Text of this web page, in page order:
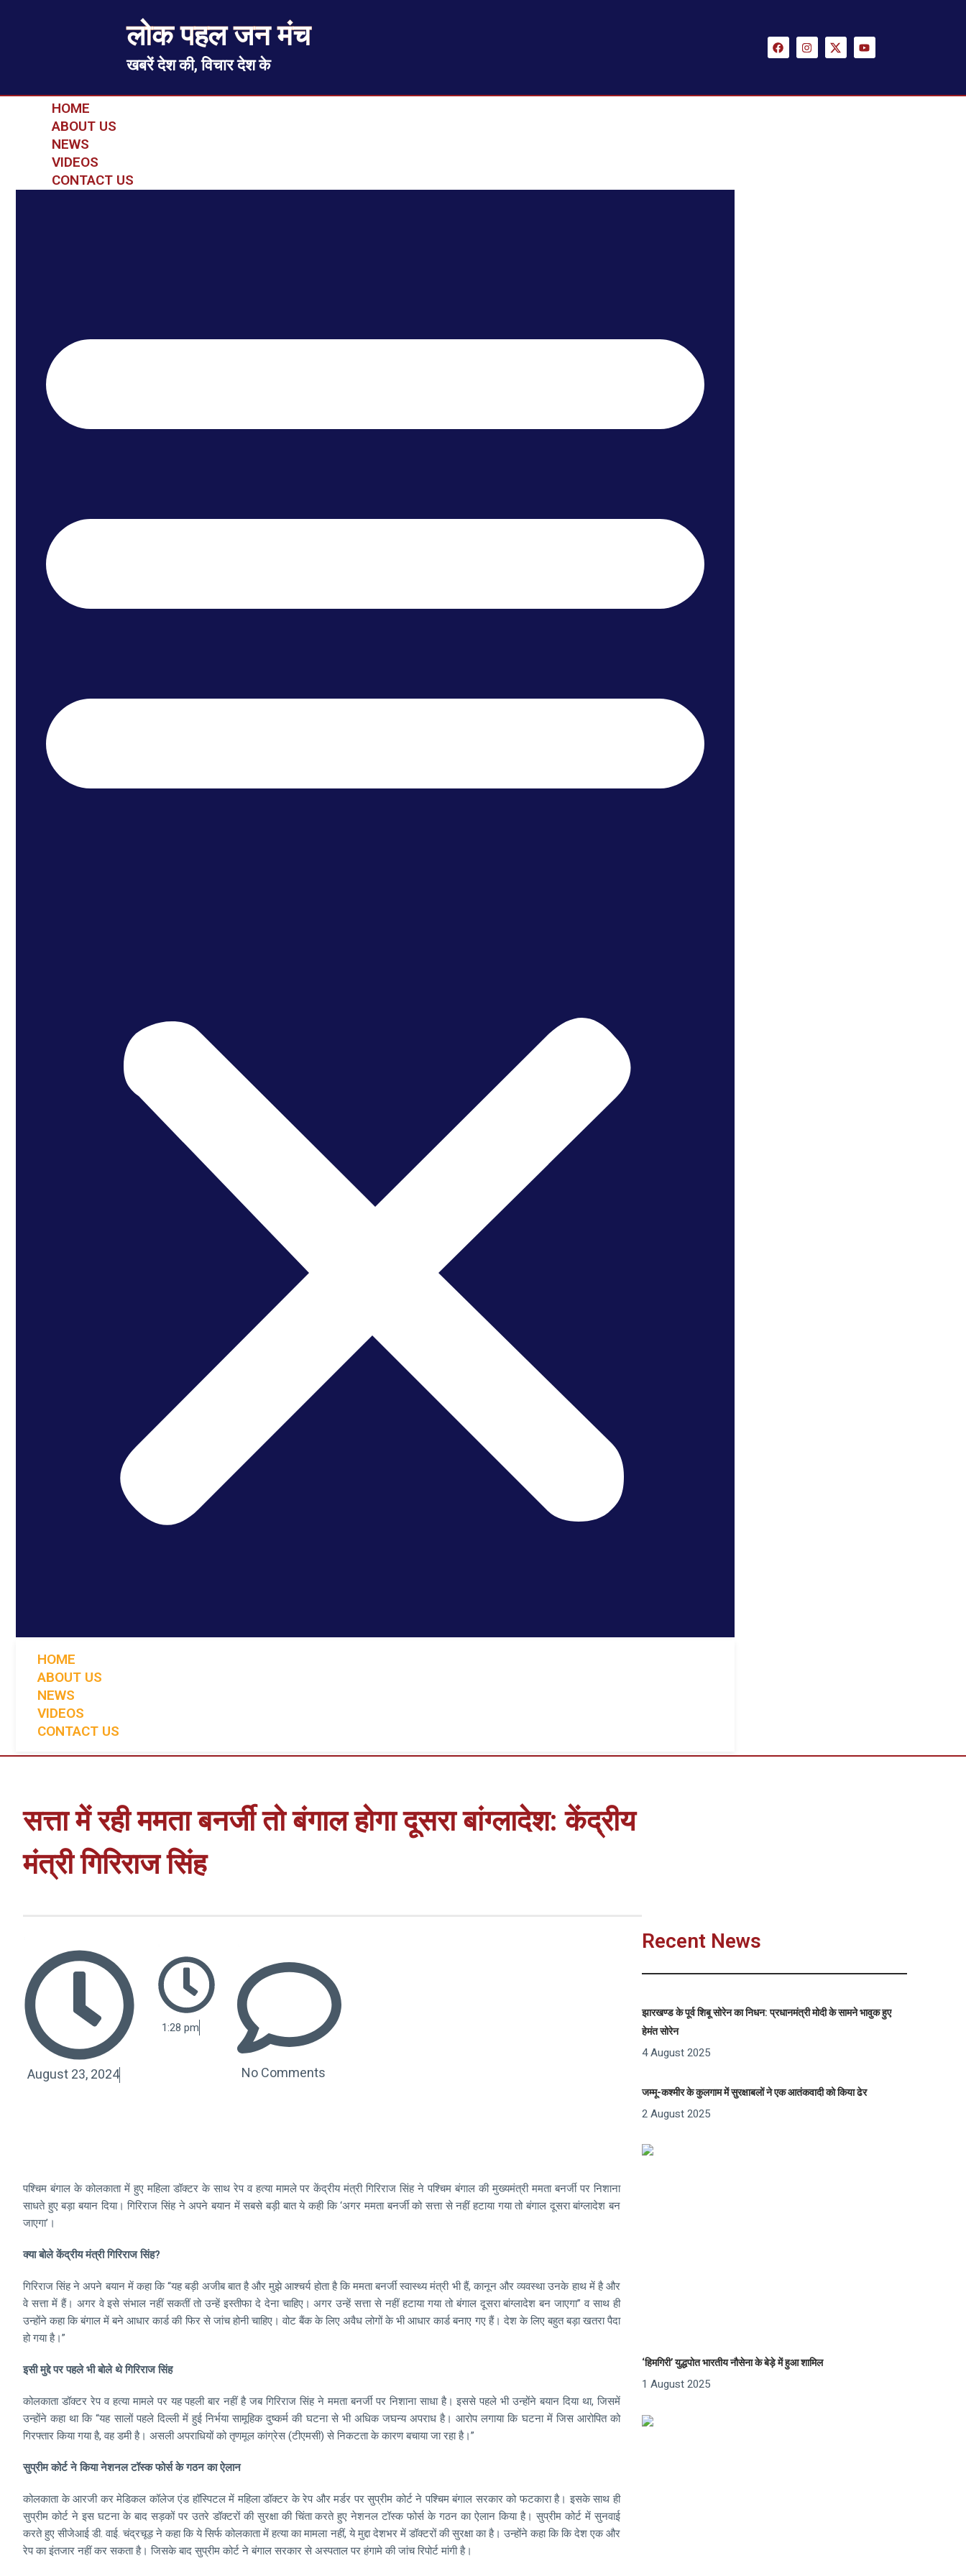
लोक पहल जन मंच
खबरें देश की, विचार देश के
HOME
ABOUT US
NEWS
VIDEOS
CONTACT US
HOME
ABOUT US
NEWS
VIDEOS
CONTACT US
सत्ता में रही ममता बनर्जी तो बंगाल होगा दूसरा बांग्लादेश: केंद्रीय
मंत्री गिरिराज सिंह
August 23, 2024
1:28 pm
No Comments
पश्चिम बंगाल के कोलकाता में हुए महिला डॉक्टर के साथ रेप व हत्या मामले पर केंद्रीय मंत्री गिरिराज सिंह ने पश्चिम बंगाल की मुख्यमंत्री ममता बनर्जी पर निशाना
साधते हुए बड़ा बयान दिया। गिरिराज सिंह ने अपने बयान में सबसे बड़ी बात ये कही कि ‘अगर ममता बनर्जी को सत्ता से नहीं हटाया गया तो बंगाल दूसरा बांग्लादेश बन
जाएगा’।
क्या बोले केंद्रीय मंत्री गिरिराज सिंह?
गिरिराज सिंह ने अपने बयान में कहा कि “यह बड़ी अजीब बात है और मुझे आश्चर्य होता है कि ममता बनर्जी स्वास्थ्य मंत्री भी हैं, कानून और व्यवस्था उनके हाथ में है और
वे सत्ता में हैं। अगर वे इसे संभाल नहीं सकतीं तो उन्हें इस्तीफा दे देना चाहिए। अगर उन्हें सत्ता से नहीं हटाया गया तो बंगाल दूसरा बांग्लादेश बन जाएगा” व साथ ही
उन्होंने कहा कि बंगाल में बने आधार कार्ड की फिर से जांच होनी चाहिए। वोट बैंक के लिए अवैध लोगों के भी आधार कार्ड बनाए गए हैं। देश के लिए बहुत बड़ा खतरा पैदा
हो गया है।”
इसी मुद्दे पर पहले भी बोले थे गिरिराज सिंह
कोलकाता डॉक्टर रेप व हत्या मामले पर यह पहली बार नहीं है जब गिरिराज सिंह ने ममता बनर्जी पर निशाना साधा है। इससे पहले भी उन्होंने बयान दिया था, जिसमें
उन्होंने कहा था कि “यह सालों पहले दिल्ली में हुई निर्भया सामूहिक दुष्कर्म की घटना से भी अधिक जघन्य अपराध है। आरोप लगाया कि घटना में जिस आरोपित को
गिरफ्तार किया गया है, वह डमी है। असली अपराधियों को तृणमूल कांग्रेस (टीएमसी) से निकटता के कारण बचाया जा रहा है।”
सुप्रीम कोर्ट ने किया नेशनल टॉस्क फोर्स के गठन का ऐलान
कोलकाता के आरजी कर मेडिकल कॉलेज एंड हॉस्पिटल में महिला डॉक्टर के रेप और मर्डर पर सुप्रीम कोर्ट ने पश्चिम बंगाल सरकार को फटकारा है। इसके साथ ही
सुप्रीम कोर्ट ने इस घटना के बाद सड़कों पर उतरे डॉक्टरों की सुरक्षा की चिंता करते हुए नेशनल टॉस्क फोर्स के गठन का ऐलान किया है। सुप्रीम कोर्ट में सुनवाई
करते हुए सीजेआई डी. वाई. चंद्रचूड़ ने कहा कि ये सिर्फ कोलकाता में हत्या का मामला नहीं, ये मुद्दा देशभर में डॉक्टरों की सुरक्षा का है। उन्होंने कहा कि कि देश एक और
रेप का इंतजार नहीं कर सकता है। जिसके बाद सुप्रीम कोर्ट ने बंगाल सरकार से अस्पताल पर हंगामे की जांच रिपोर्ट मांगी है।
Recent News
झारखण्ड के पूर्व शिबू सोरेन का निधन: प्रधानमंत्री मोदी के सामने भावुक हुए
हेमंत सोरेन
4 August 2025
जम्मू-कश्मीर के कुलगाम में सुरक्षाबलों ने एक आतंकवादी को किया ढेर
2 August 2025
‘हिमगिरी’ युद्धपोत भारतीय नौसेना के बेड़े में हुआ शामिल
1 August 2025